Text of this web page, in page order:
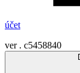
účet
ver . c5458840